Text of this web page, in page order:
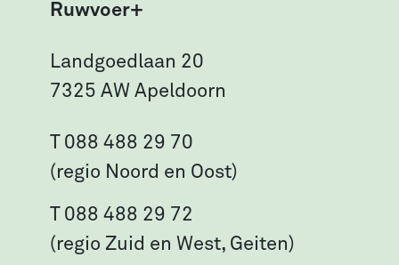
Ruwvoer+
Landgoedlaan 20
7325 AW Apeldoorn
T 088 488 29 70
(regio Noord en Oost)
T 088 488 29 72
(regio Zuid en West, Geiten)